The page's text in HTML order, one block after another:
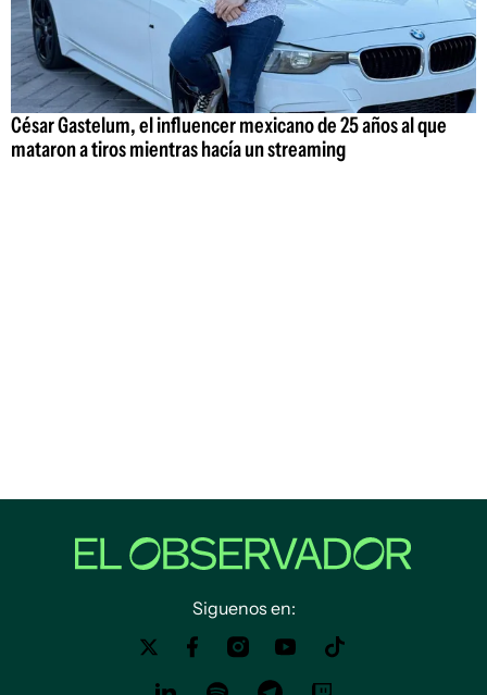
César Gastelum, el influencer mexicano de 25 años al que
mataron a tiros mientras hacía un streaming
Siguenos en: